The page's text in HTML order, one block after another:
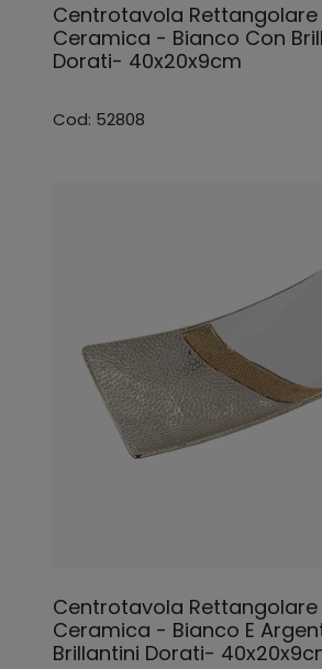
Centrotavola Rettangolare
Ceramica - Bianco Con
Dorati- 40x20x9cm
Cod: 52808
Centrotavola Rettangolare
Ceramica - Bianco E
Brillantini Dorati-